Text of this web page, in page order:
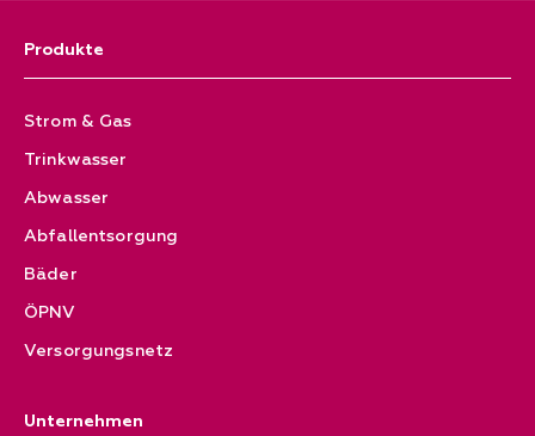
Produkte
Strom & Gas
Trinkwasser
Abwasser
Abfallentsorgung
Bäder
ÖPNV
Versorgungsnetz
Unternehmen